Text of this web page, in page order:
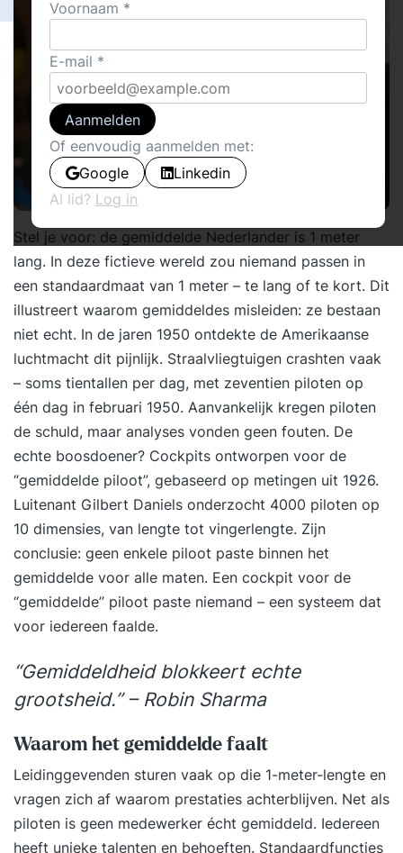
Stel je voor: de gemiddelde Nederlander is 1 meter
lang. In deze fictieve wereld zou niemand passen in
een standaardmaat van 1 meter – te lang of te kort. Dit
illustreert waarom gemiddeldes misleiden: ze bestaan
niet echt. In de jaren 1950 ontdekte de Amerikaanse
luchtmacht dit pijnlijk. Straalvliegtuigen crashten vaak
– soms tientallen per dag, met zeventien piloten op
één dag in februari 1950. Aanvankelijk kregen piloten
de schuld, maar analyses vonden geen fouten. De
echte boosdoener? Cockpits ontworpen voor de
“gemiddelde piloot”, gebaseerd op metingen uit 1926.
Luitenant Gilbert Daniels onderzocht 4000 piloten op
10 dimensies, van lengte tot vingerlengte. Zijn
conclusie: geen enkele piloot paste binnen het
gemiddelde voor alle maten. Een cockpit voor de
“gemiddelde” piloot paste niemand – een systeem dat
voor iedereen faalde.
“Gemiddeldheid blokkeert echte
grootsheid.” – Robin Sharma
Waarom het gemiddelde faalt
Leidinggevenden sturen vaak op die 1-meter-lengte en
vragen zich af waarom prestaties achterblijven. Net als
piloten is geen medewerker écht gemiddeld. Iedereen
heeft unieke talenten en behoeften. Standaardfuncties
Voornaam
E-mail
Aanmelden
Of eenvoudig aanmelden met:
Google
Linkedin
Al lid? Log in